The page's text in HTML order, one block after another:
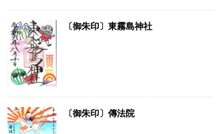
〔御朱印〕東霧島神社
〔御朱印〕傳法院